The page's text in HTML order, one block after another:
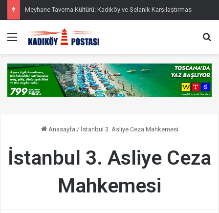
Meyhane Taverna Kültürü: Kadıköy ve Selanik Karşılaştırması
Menü
Anasayfa / İstanbul 3. Asliye Ceza Mahkemesi
İstanbul 3. Asliye Ceza
Mahkemesi